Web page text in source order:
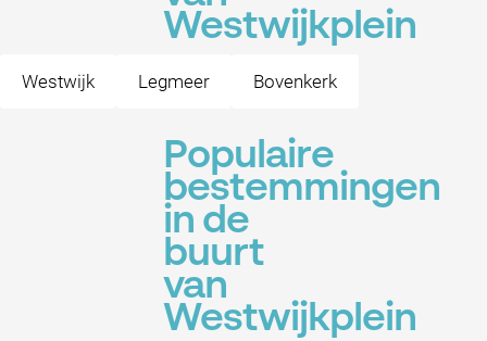
Westwijkplein
Westwijk Legmeer Bovenkerk
Populaire
bestemmingen
in de
buurt
van
Westwijkplein